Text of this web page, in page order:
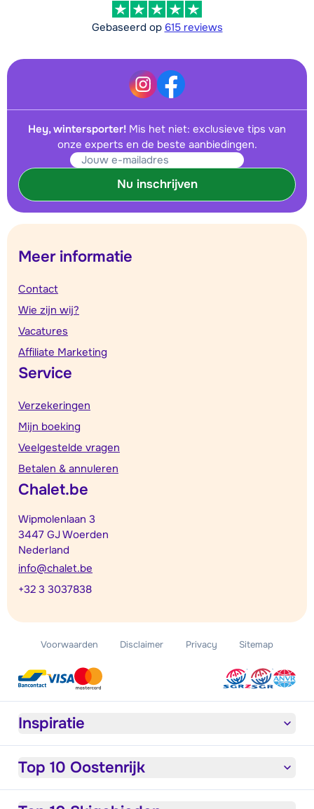
Gebaseerd op 615 reviews
Hey, wintersporter! Mis het niet: exclusieve tips van
onze experts en de beste aanbiedingen.
Nu inschrijven
Meer informatie
Contact
Wie zijn wij?
Vacatures
Affiliate Marketing
Service
Verzekeringen
Mijn boeking
Veelgestelde vragen
Betalen & annuleren
Chalet.be
Wipmolenlaan 3
3447 GJ Woerden
Nederland
info@chalet.be
+32 3 3037838
Voorwaarden Disclaimer Privacy Sitemap
Inspiratie
Top 10 Oostenrijk